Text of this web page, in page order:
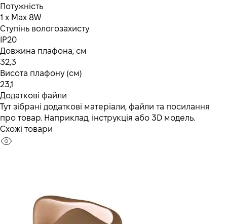
Потужність
1 x Max 8W
Ступінь вологозахисту
IP20
Довжина плафона, см
32,3
Висота плафону (см)
23,1
Додаткові файли
Тут зібрані додаткові матеріали, файли та посилання
про товар. Наприклад, інструкція або 3D модель.
Схожі товари